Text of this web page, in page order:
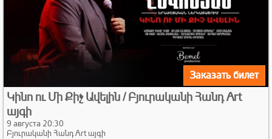
Заказать билет
Կինո ու Մի Քիչ Ավելին / Բյուրականի Հանդ Art
այգի
9 августа 20:30
Բյուրականի Հանդ Art այգի